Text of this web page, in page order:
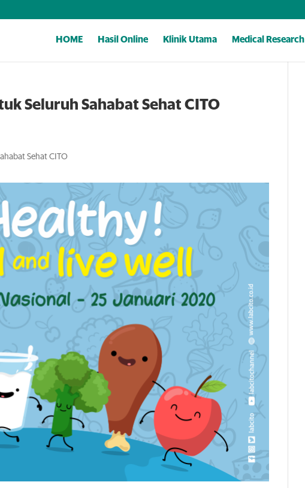
HOME Hasil Online Klinik Utama Medical Research
Seluruh Sahabat Sehat CITO
Sehat CITO